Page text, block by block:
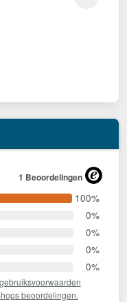
1 Beoordelingen
100%
0%
0%
0%
0%
gebruiksvoorwaarden
beoordelingen.